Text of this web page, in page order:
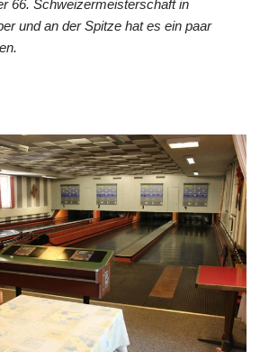
66. Schweizermeisterschaft in
und an der Spitze hat es ein paar